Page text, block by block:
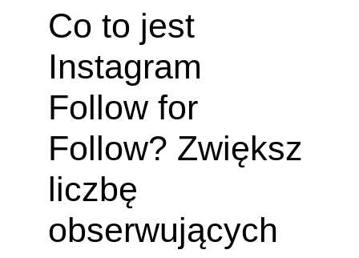
Co to jest
Instagram
Follow for
Follow? Zwiększ
liczbę
obserwujących